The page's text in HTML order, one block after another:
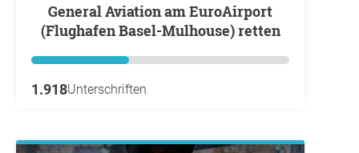
General Aviation am EuroAirport
(Flughafen Basel-Mulhouse) retten
1.918Unterschriften